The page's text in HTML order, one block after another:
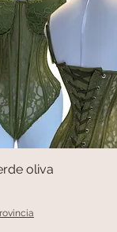
Vista rápida
oliva